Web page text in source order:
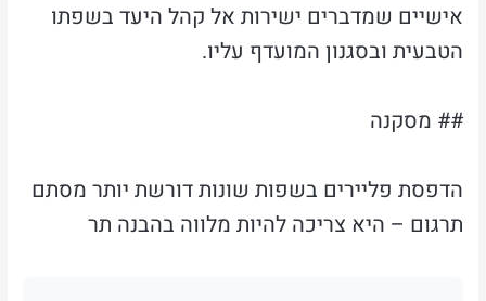
אישיים שמדברים ישירות אל קהל היעד בשפתו
הטבעית ובסגנון המועדף עליו.
## מסקנה
הדפסת פליירים בשפות שונות דורשת יותר מסתם
תרגום – היא צריכה להיות מלווה בהבנה תר